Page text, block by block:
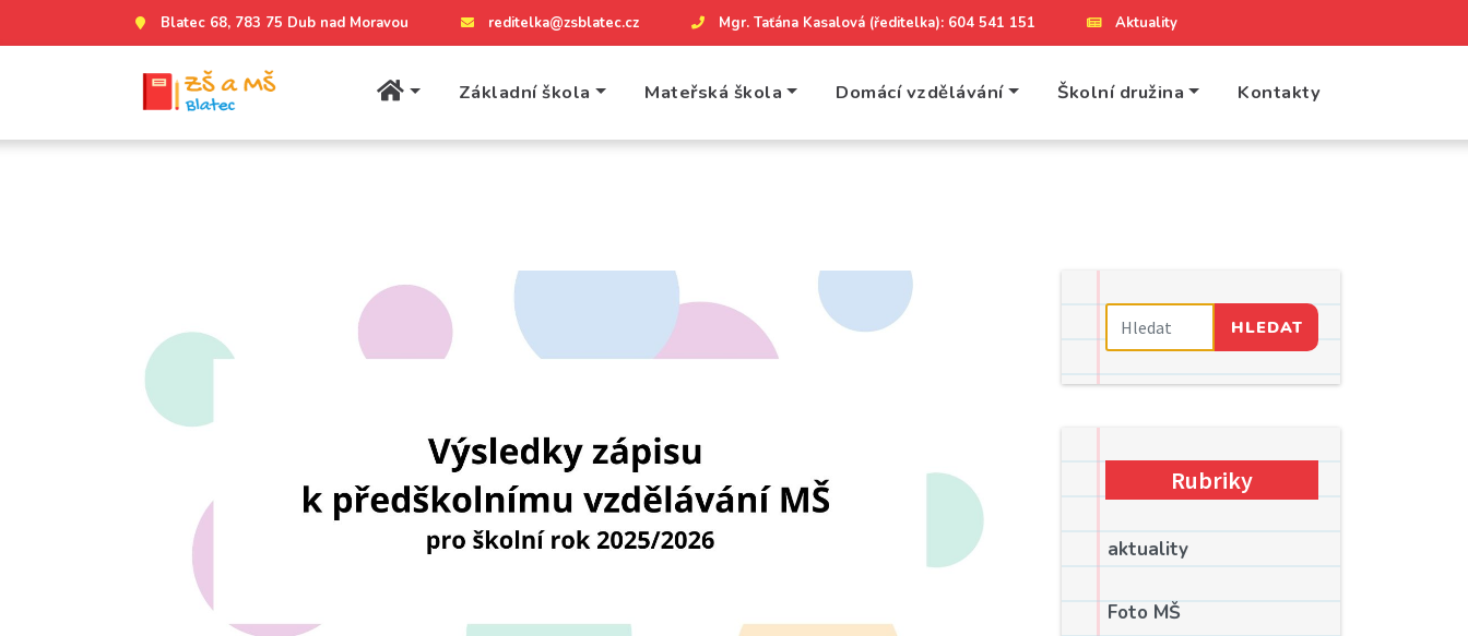
Blatec 68, 783 75 Dub nad Moravou reditelka@zsblatec.cz Mgr. Taťána Kasalová (ředitelka): 604 541 151 Aktuality
Základní škola Mateřská škola Domácí vzdělávání Školní družina Kontakty
HLEDAT
Rubriky
aktuality
Foto MŠ